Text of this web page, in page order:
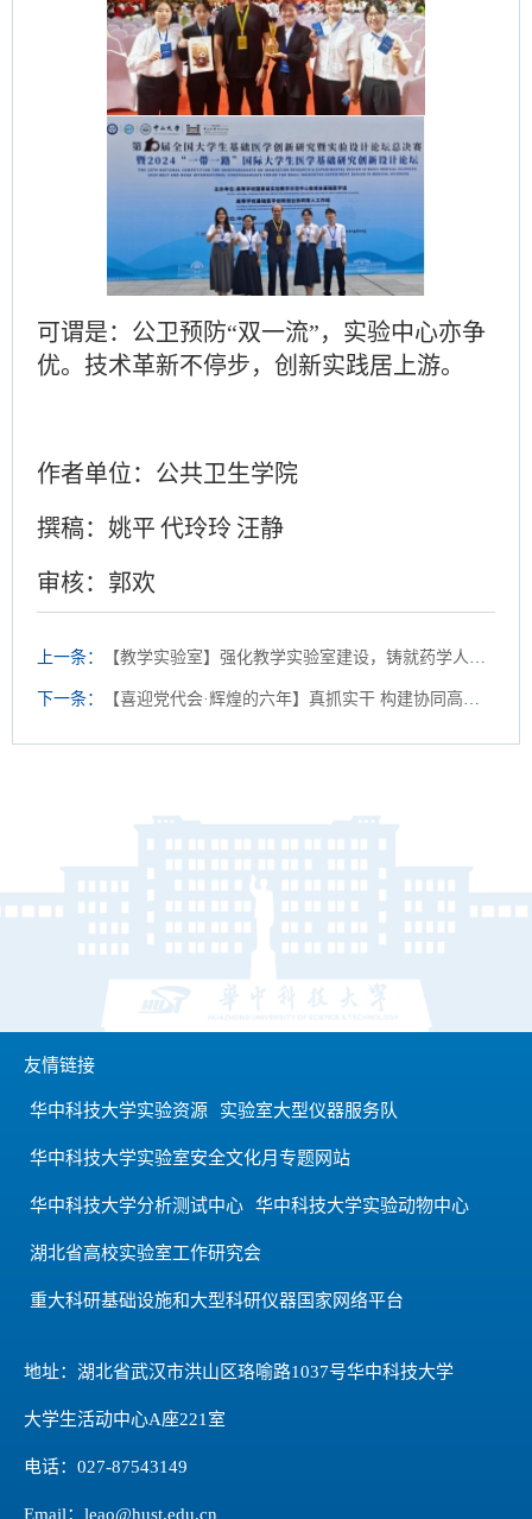
可谓是：公卫预防“双一流”，实验中心亦争
优。技术革新不停步，创新实践居上游。
作者单位：公共卫生学院
撰稿：姚平 代玲玲 汪静
审核：郭欢
上一条： 【教学实验室】强化教学实验室建设，铸就药学人才培养高地
下一条： 【喜迎党代会·辉煌的六年】真抓实干 构建协同高效的实验室安全保障体系
友情链接
华中科技大学实验资源 实验室大型仪器服务队
华中科技大学实验室安全文化月专题网站
华中科技大学分析测试中心 华中科技大学实验动物中心
湖北省高校实验室工作研究会
重大科研基础设施和大型科研仪器国家网络平台
地址：湖北省武汉市洪山区珞喻路1037号华中科技大学
大学生活动中心A座221室
电话：027-87543149
Email：leao@hust.edu.cn